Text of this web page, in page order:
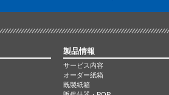
製品情報
サービス内容
オーダー紙箱
既製紙箱